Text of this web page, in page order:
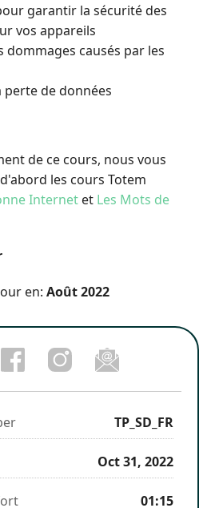
garantir la sécurité des
vos appareils
dommages causés par les
perte de données
de ce cours, nous vous
les cours Totem
Internet et Les Mots de
en: Août 2022
Post
aFacebook
message
you've
enrolled
course
Follow
us
on
Instagram
updated
Email
someone
to
say
enrolled
in
this
course
TP_SD_FR
Oct 31, 2022
01:15